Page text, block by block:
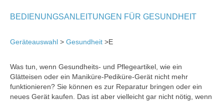
BEDIENUNGSANLEITUNGEN FÜR GESUNDHEIT
Geräteauswahl > Gesundheit >E
Was tun, wenn Gesundheits- und Pflegeartikel, wie ein
Glätteisen oder ein Maniküre-Pediküre-Gerät nicht mehr
funktionieren? Sie können es zur Reparatur bringen oder ein
neues Gerät kaufen. Das ist aber vielleicht gar nicht nötig, wenn